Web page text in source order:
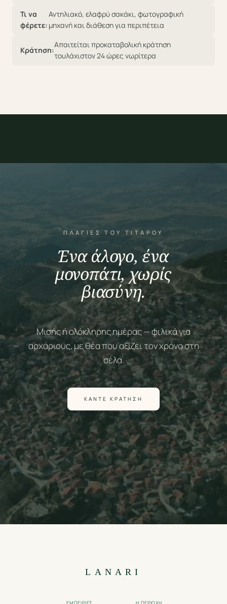
Τι να
φέρετε:
Αντηλιακό, ελαφρύ σακάκι, φωτογραφική
μηχανή και διάθεση για περιπέτεια
Κράτηση:
Απαιτείται προκαταβολική κράτηση
τουλάχιστον 24 ώρες νωρίτερα
ΠΛΑΓΙΈΣ ΤΟΥ ΤΙΤΆΡΟΥ
Ένα άλογο, ένα
μονοπάτι, χωρίς
βιασύνη.
Μισής ή ολόκληρης ημέρας — φιλικά για
αρχάριους, με θέα που αξίζει τον χρόνο στη
σέλα.
ΚΆΝΤΕ ΚΡΆΤΗΣΗ
LANARI